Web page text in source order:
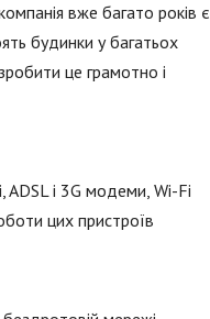
вже багато років є
будинки у багатьох
це грамотно і
ADSL і 3G модеми, Wi-Fi
цих пристроїв